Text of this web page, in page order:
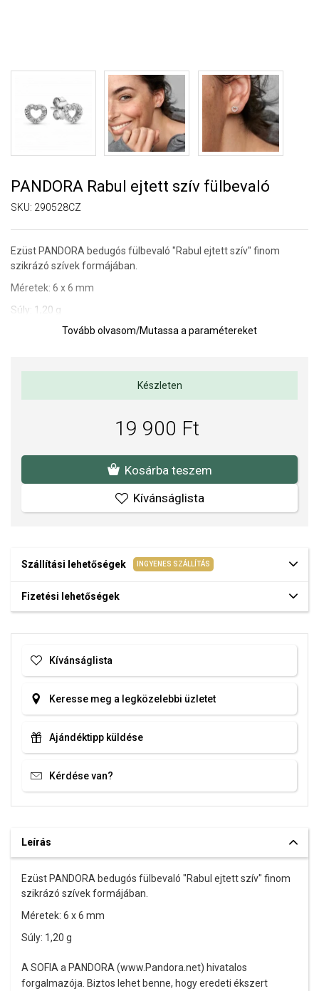
PANDORA Rabul ejtett szív fülbevaló
SKU: 290528CZ
Ezüst PANDORA bedugós fülbevaló "Rabul ejtett szív" finom
szikrázó szívek formájában.
Méretek: 6 x 6 mm
Súly: 1,20 g
A SOFIA a PANDORA (www.Pandora.net) hivatalos forgalmazója.
csomagolásban.
Tovább olvasom/Mutassa a paramétereket
Készleten
19 900 Ft
Kosárba teszem
Kívánságlista
Szállítási lehetőségek INGYENES SZÁLLÍTÁS
Fizetési lehetőségek
Kívánságlista
Keresse meg a legközelebbi üzletet
Ajándéktipp küldése
Kérdése van?
Leírás
Ezüst PANDORA bedugós fülbevaló "Rabul ejtett szív" finom
szikrázó szívek formájában.
Méretek: 6 x 6 mm
Súly: 1,20 g
A SOFIA a PANDORA (www.Pandora.net) hivatalos
forgalmazója. Biztos lehet benne, hogy eredeti ékszert